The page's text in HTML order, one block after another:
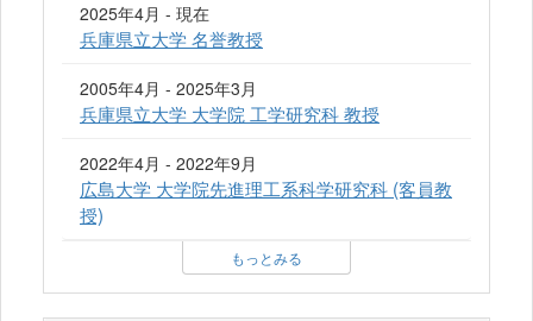
2025年4月 - 現在
兵庫県立大学 名誉教授
2005年4月 - 2025年3月
兵庫県立大学 大学院 工学研究科 教授
2022年4月 - 2022年9月
広島大学 大学院先進理工系科学研究科 (客員教
授)
もっとみる